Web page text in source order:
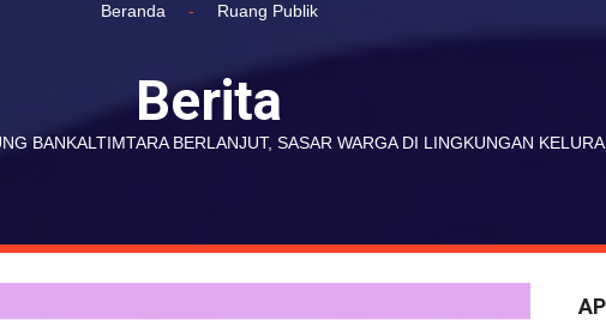
Beranda - Ruang Publik
Berita
BANKALTIMTARA BERLANJUT, SASAR WARGA DI LINGKUNGAN